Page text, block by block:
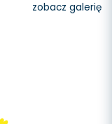
zobacz galerię